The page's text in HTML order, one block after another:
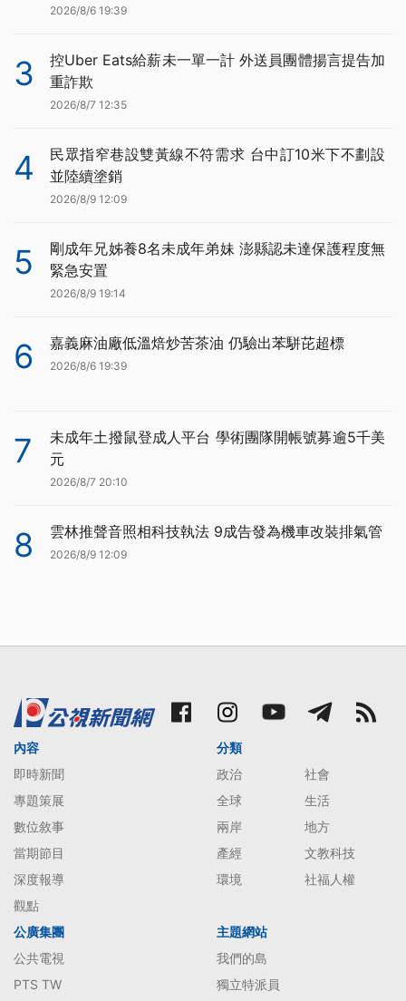
2026/8/6 19:39
3
控Uber Eats給薪未一單一計 外送員團體揚言提告加
重詐欺
2026/8/7 12:35
4
民眾指窄巷設雙黃線不符需求 台中訂10米下不劃設
並陸續塗銷
2026/8/9 12:09
5
剛成年兄姊養8名未成年弟妹 澎縣認未達保護程度無
緊急安置
2026/8/9 19:14
6 嘉義麻油廠低溫焙炒苦茶油 仍驗出苯駢芘超標
2026/8/6 19:39
7
未成年土撥鼠登成人平台 學術團隊開帳號募逾5千美
元
2026/8/7 20:10
8 雲林推聲音照相科技執法 9成告發為機車改裝排氣管
2026/8/9 12:09
內容
即時新聞
專題策展
數位敘事
當期節目
深度報導
觀點
分類
政治
社會
全球
生活
兩岸
地方
產經
文教科技
環境
社福人權
公廣集團
公共電視
PTS TW
主題網站
我們的島
獨立特派員